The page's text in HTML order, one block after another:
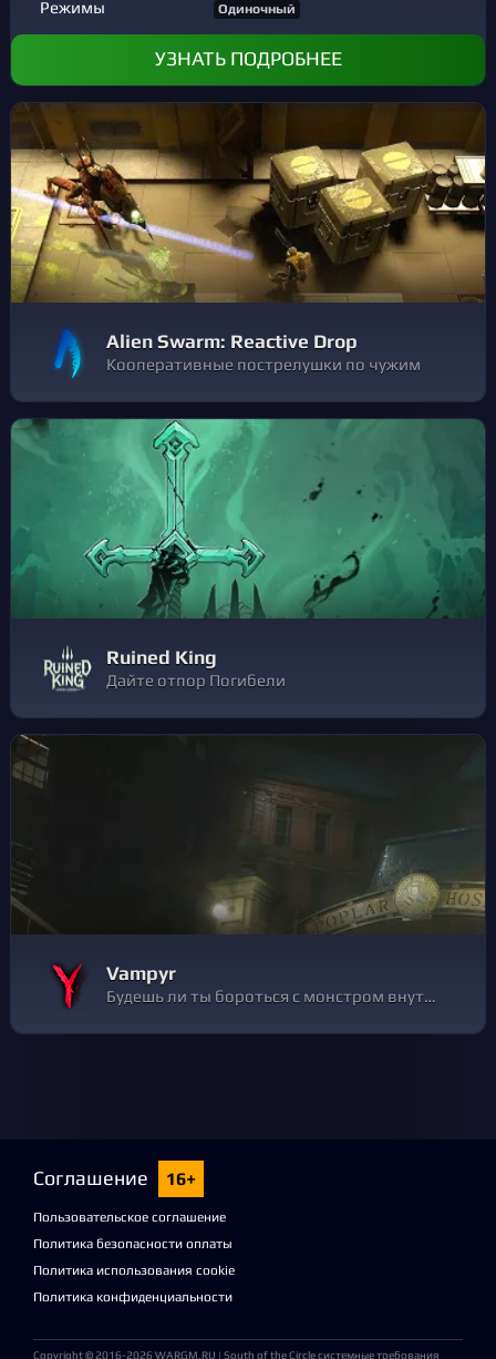
Режимы Одиночный
УЗНАТЬ ПОДРОБНЕЕ
Alien Swarm: Reactive Drop
Кооперативные пострелушки по чужим
Ruined King
Дайте отпор Погибели
Vampyr
Будешь ли ты бороться с монстром внутри себя?
Соглашение 16+
Пользовательское соглашение
Политика безопасности оплаты
Политика использования cookie
Политика конфиденциальности
Copyright © 2016-2026 WARGM.RU | South of the Circle системные требования